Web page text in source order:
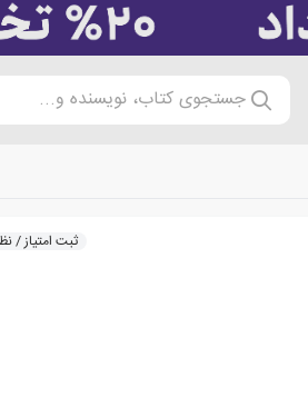
جستجوی کتاب، نویسنده و...
ثبت امتیاز /